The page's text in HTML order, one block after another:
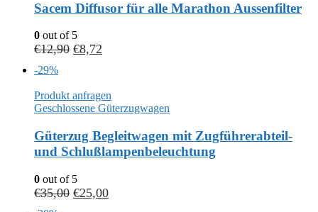
Sacem Diffusor für alle Marathon Aussenfilter
0 out of 5
€12,90 €8,72
-29%
Produkt anfragen
Geschlossene Güterzugwagen
Güterzug Begleitwagen mit Zugführerabteil-
und Schlußlampenbeleuchtung
0 out of 5
€35,00 €25,00